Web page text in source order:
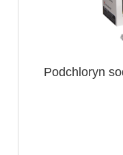
Podchloryn